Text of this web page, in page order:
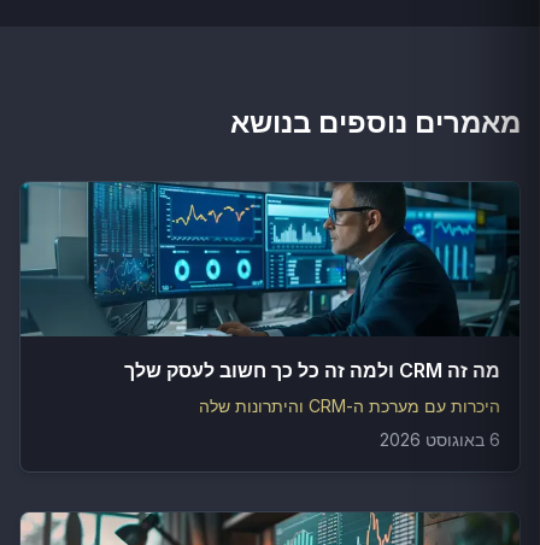
מאמרים נוספים בנושא
מה זה CRM ולמה זה כל כך חשוב לעסק שלך
היכרות עם מערכת ה-CRM והיתרונות שלה
6 באוגוסט 2026